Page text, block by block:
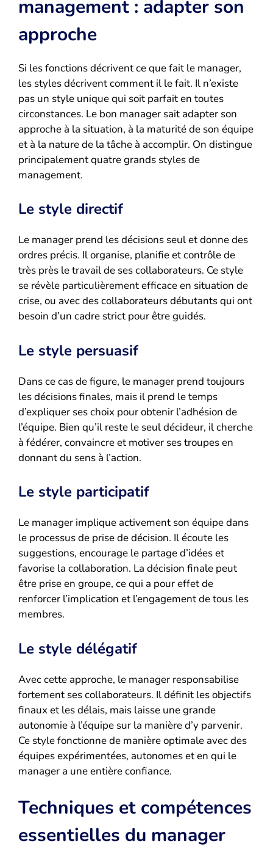
management : adapter son
approche
Si les fonctions décrivent ce que fait le manager,
les styles décrivent comment il le fait. Il n’existe
pas un style unique qui soit parfait en toutes
circonstances. Le bon manager sait adapter son
approche à la situation, à la maturité de son équipe
et à la nature de la tâche à accomplir. On distingue
principalement quatre grands styles de
management.
Le style directif
Le manager prend les décisions seul et donne des
ordres précis. Il organise, planifie et contrôle de
très près le travail de ses collaborateurs. Ce style
se révèle particulièrement efficace en situation de
crise, ou avec des collaborateurs débutants qui ont
besoin d’un cadre strict pour être guidés.
Le style persuasif
Dans ce cas de figure, le manager prend toujours
les décisions finales, mais il prend le temps
d’expliquer ses choix pour obtenir l’adhésion de
l’équipe. Bien qu’il reste le seul décideur, il cherche
à fédérer, convaincre et motiver ses troupes en
donnant du sens à l’action.
Le style participatif
Le manager implique activement son équipe dans
le processus de prise de décision. Il écoute les
suggestions, encourage le partage d’idées et
favorise la collaboration. La décision finale peut
être prise en groupe, ce qui a pour effet de
renforcer l’implication et l’engagement de tous les
membres.
Le style délégatif
Avec cette approche, le manager responsabilise
fortement ses collaborateurs. Il définit les objectifs
finaux et les délais, mais laisse une grande
autonomie à l’équipe sur la manière d’y parvenir.
Ce style fonctionne de manière optimale avec des
équipes expérimentées, autonomes et en qui le
manager a une entière confiance.
Techniques et compétences
essentielles du manager